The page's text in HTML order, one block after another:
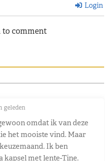
Login
to comment
geleden
omdat ik van deze
het mooiste vind. Maar
Ik ben
kapsel met lente-Tine.